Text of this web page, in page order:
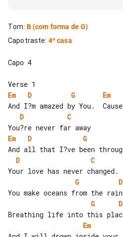
Tom: B(com forma de G)
Capotraste: 4ª casa
Capo 4
Em
D G
Em
D
C
Em
D G
D
C
G
D
G
D
Em